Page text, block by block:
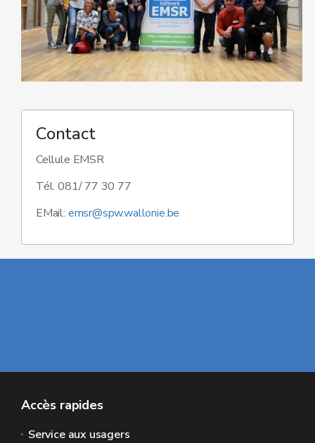
Contact
Cellule EMSR
Tél. 081/ 77 30 77
EMail: emsr@spw.wallonie.be
Accès rapides
Service aux usagers